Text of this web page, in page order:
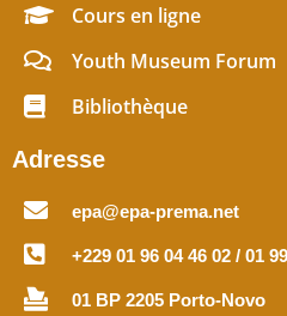
Cours en ligne
Youth Museum Forum
Bibliothèque
Adresse
epa@epa-prema.net
+229 01 96 04 46 02 / 01
01 BP 2205 Porto-Novo